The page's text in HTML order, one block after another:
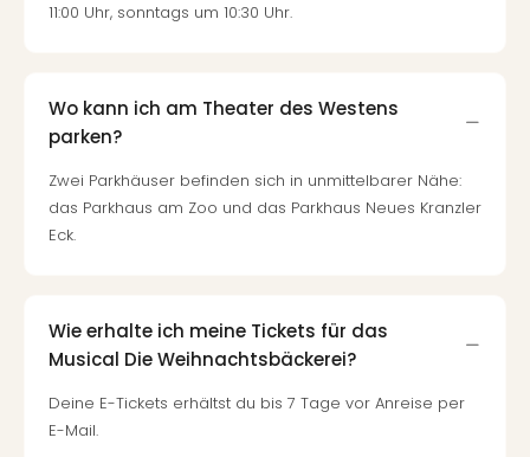
11:00 Uhr, sonntags um 10:30 Uhr.
Wo kann ich am Theater des Westens
parken?
Zwei Parkhäuser befinden sich in unmittelbarer Nähe:
das Parkhaus am Zoo und das Parkhaus Neues Kranzler
Eck.
Wie erhalte ich meine Tickets für das
Musical Die Weihnachtsbäckerei?
Deine E-Tickets erhältst du bis 7 Tage vor Anreise per
E-Mail.